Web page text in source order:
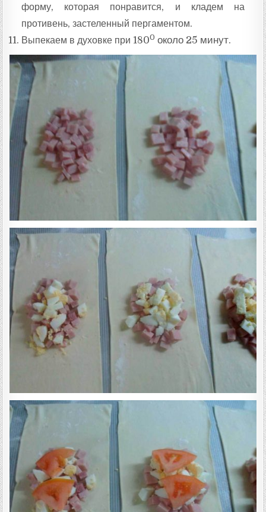
форму, которая понравится, и кладем на
противень, застеленный пергаментом.
Выпекаем в духовке при 1800 около 25 минут.